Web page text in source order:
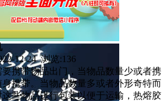
12-24 浏览:136
携带物品出门，当物品数量少或者携
携带。当物品数量多或者外形奇特而
些物品进行包装以便于运输，热熔胶